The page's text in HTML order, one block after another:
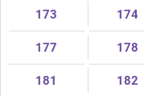
173 174
177 178
181 182